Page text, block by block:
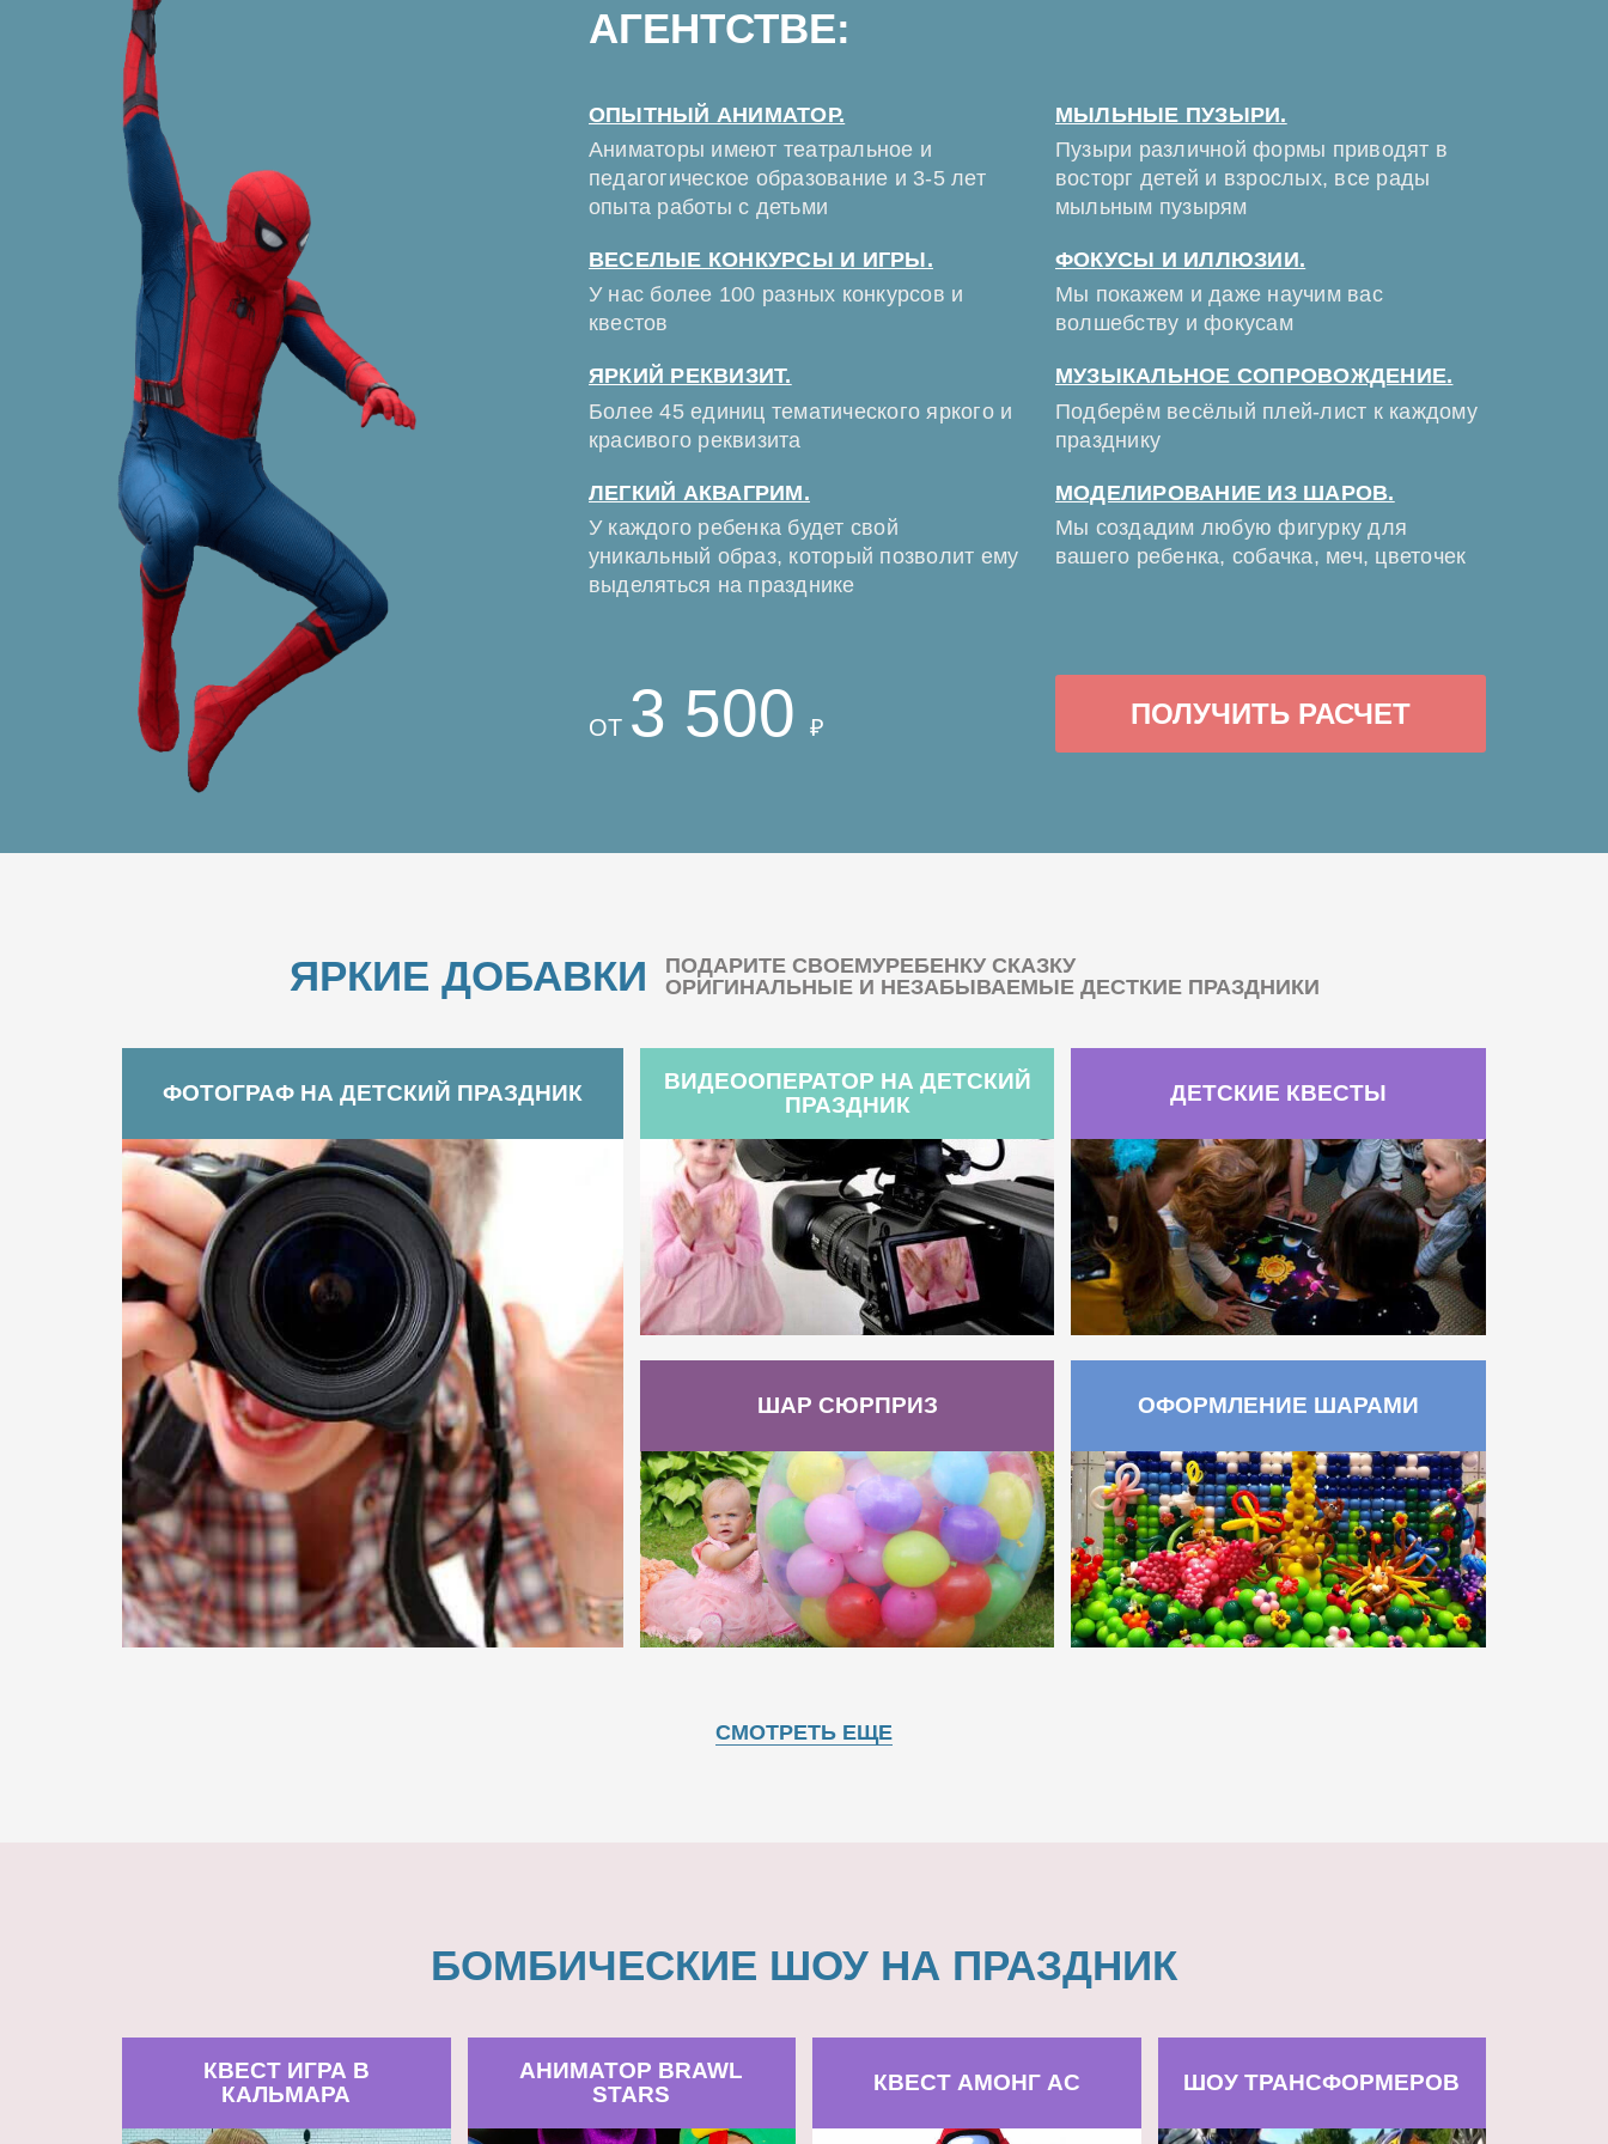
АГЕНТСТВЕ:
ОПЫТНЫЙ АНИМАТОР.
Аниматоры имеют театральное и
педагогическое образование и 3-5 лет
опыта работы с детьми
ВЕСЕЛЫЕ КОНКУРСЫ И ИГРЫ.
У нас более 100 разных конкурсов и
квестов
ЯРКИЙ РЕКВИЗИТ.
Более 45 единиц тематического яркого и
красивого реквизита
ЛЕГКИЙ АКВАГРИМ.
У каждого ребенка будет свой
уникальный образ, который позволит ему
выделяться на празднике
МЫЛЬНЫЕ ПУЗЫРИ.
Пузыри различной формы приводят в
восторг детей и взрослых, все рады
мыльным пузырям
ФОКУСЫ И ИЛЛЮЗИИ.
Мы покажем и даже научим вас
волшебству и фокусам
МУЗЫКАЛЬНОЕ СОПРОВОЖДЕНИЕ.
Подберём весёлый плей-лист к каждому
празднику
МОДЕЛИРОВАНИЕ ИЗ ШАРОВ.
Мы создадим любую фигурку для
вашего ребенка, собачка, меч, цветочек
ОТ 3 500 ₽ ПОЛУЧИТЬ РАСЧЕТ
ЯРКИЕ ДОБАВКИ
ПОДАРИТЕ СВОЕМУРЕБЕНКУ СКАЗКУ
ОРИГИНАЛЬНЫЕ И НЕЗАБЫВАЕМЫЕ ДЕСТКИЕ ПРАЗДНИКИ
ФОТОГРАФ НА ДЕТСКИЙ ПРАЗДНИК
ВИДЕООПЕРАТОР НА ДЕТСКИЙ
ПРАЗДНИК
ДЕТСКИЕ КВЕСТЫ
ШАР СЮРПРИЗ ОФОРМЛЕНИЕ ШАРАМИ
СМОТРЕТЬ ЕЩЕ
БОМБИЧЕСКИЕ ШОУ НА ПРАЗДНИК
КВЕСТ ИГРА В
КАЛЬМАРА
АНИМАТОР BRAWL
STARS
КВЕСТ АМОНГ АС ШОУ ТРАНСФОРМЕРОВ